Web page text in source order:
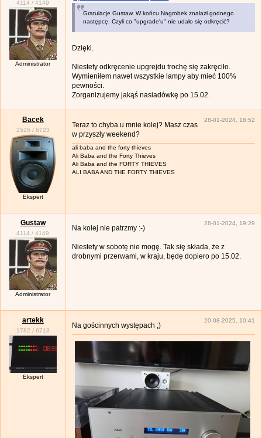
4114 /4149
Administrator
Gratulacje Gustaw. W końcu Nagrobek znalazł godnego
następcę. Czyli co "upgrade'u" nie udało się odkręcić?
Dzięki.
Niestety odkręcenie upgrejdu trochę się zakręciło.
Wymieniłem nawet wszystkie lampy aby mieć 100%
pewności.
Zorganizujemy jakąś nasiadówkę po 15.02.
Bacek
2525 / 6723
Ekspert
28-01-2024, 18:52
Teraz to chyba u mnie kolej? Masz czas
w przyszły weekend?
ali baba and the forty thieves
Ali Baba and the Forty Thieves
Ali Baba and the FORTY THIEVES
ALI BABA AND THE FORTY THIEVES
Gustaw
4114 /4149
Administrator
28-01-2024, 19:29
Na kolej nie patrzmy :-)
Niestety w sobotę nie mogę. Tak się składa, że z
drobnymi przerwami, w kraju, będę dopiero po 15.02.
artekk
1782 / 6713
Ekspert
20-08-2025, 10:41
Na gościnnych występach ;)